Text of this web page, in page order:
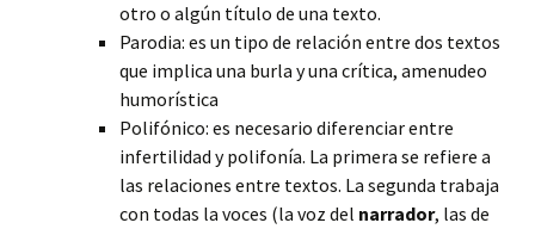
otro o algún título de una texto.
Parodia: es un tipo de relación entre dos textos
que implica una burla y una crítica, amenudeo
humorística
Polifónico: es necesario diferenciar entre
infertilidad y polifonía. La primera se refiere a
las relaciones entre textos. La segunda trabaja
con todas la voces (la voz del narrador, las de